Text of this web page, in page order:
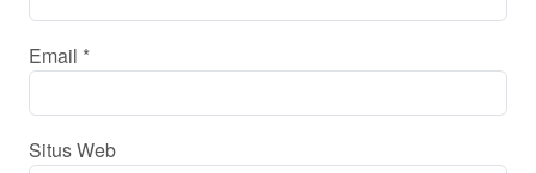
Email *
Situs Web